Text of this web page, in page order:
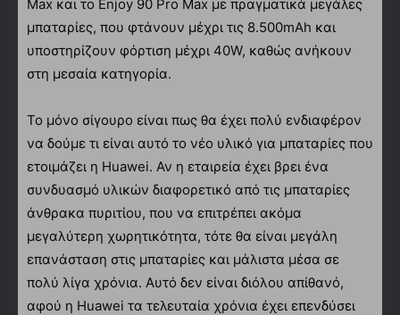
Max και το Enjoy 90 Pro Max με πραγματικά μεγάλες
μπαταρίες, που φτάνουν μέχρι τις 8.500mAh και
υποστηρίζουν φόρτιση μέχρι 40W, καθώς ανήκουν
στη μεσαία κατηγορία.
Το μόνο σίγουρο είναι πως θα έχει πολύ ενδιαφέρον
να δούμε τι είναι αυτό το νέο υλικό για μπαταρίες που
ετοιμάζει η Huawei. Αν η εταιρεία έχει βρει ένα
συνδυασμό υλικών διαφορετικό από τις μπαταρίες
άνθρακα πυριτίου, που να επιτρέπει ακόμα
μεγαλύτερη χωρητικότητα, τότε θα είναι μεγάλη
επανάσταση στις μπαταρίες και μάλιστα μέσα σε
πολύ λίγα χρόνια. Αυτό δεν είναι διόλου απίθανό,
αφού η Huawei τα τελευταία χρόνια έχει επενδύσει